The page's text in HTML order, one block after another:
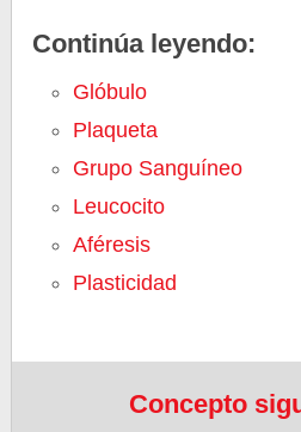
Continúa leyendo:
Glóbulo
Plaqueta
Grupo Sanguíneo
Leucocito
Aféresis
Plasticidad
Concepto